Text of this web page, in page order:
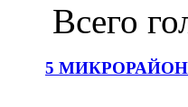
Всего
5 МИКРОРАЙОН